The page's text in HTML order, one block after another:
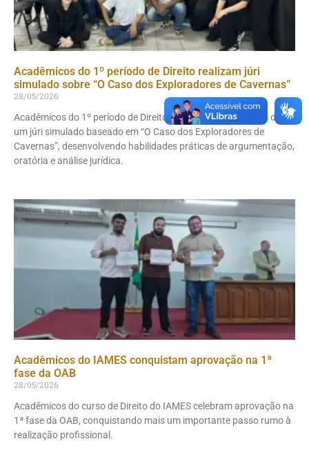
Acadêmicos do 1º período de Direito realizam júri
simulado sobre “O Caso dos Exploradores de Cavernas”
28/05/2026
Acadêmicos do 1º período de Direito do IAMES participaram de
um júri simulado baseado em “O Caso dos Exploradores de
Cavernas”, desenvolvendo habilidades práticas de argumentação,
oratória e análise jurídica.
Acadêmicos do IAMES conquistam aprovação na 1ª
fase da OAB
28/05/2026
Acadêmicos do curso de Direito do IAMES celebram aprovação na
1ª fase da OAB, conquistando mais um importante passo rumo à
realização profissional.